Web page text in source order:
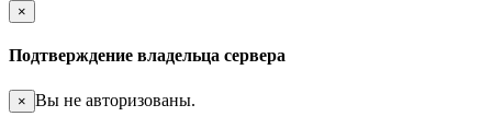
×
Подтверждение владельца сервера
× Вы не авторизованы.